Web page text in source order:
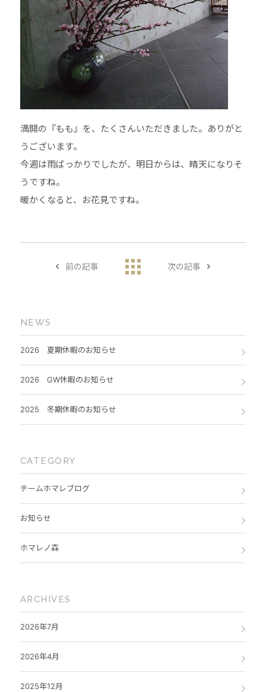
満開の『もも』を、たくさんいただきました。ありがと
うございます。
今週は雨ばっかりでしたが、明日からは、晴天になりそ
うですね。
暖かくなると、お花見ですね。
前の記事 次の記事
NEWS
2026 夏期休暇のお知らせ
2026 GW休暇のお知らせ
2025 冬期休暇のお知らせ
CATEGORY
チームホマレブログ
お知らせ
ホマレノ森
ARCHIVES
2026年7月
2026年4月
2025年12月